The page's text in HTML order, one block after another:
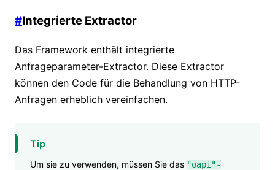
#Integrierte Extractor
Das Framework enthält integrierte
Anfrageparameter-Extractor. Diese Extractor
können den Code für die Behandlung von HTTP-
Anfragen erheblich vereinfachen.
Tip
Um sie zu verwenden, müssen Sie das "oapi"-